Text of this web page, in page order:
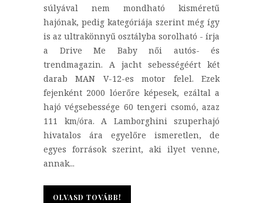
súlyával nem mondható kisméretű
hajónak, pedig kategóriája szerint még így
is az ultrakönnyű osztályba sorolható - írja
a Drive Me Baby női autós- és
trendmagazin. A jacht sebességéért két
darab MAN V-12-es motor felel. Ezek
fejenként 2000 lóerőre képesek, ezáltal a
hajó végsebessége 60 tengeri csomó, azaz
111 km/óra. A Lamborghini szuperhajó
hivatalos ára egyelőre ismeretlen, de
egyes források szerint, aki ilyet venne,
annak...
OLVASD TOVÁBB!
OLVASD TOVÁBB!